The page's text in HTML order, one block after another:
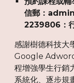
信郵：
2239806：
感謝樹德科技大
Google
程增強學生行銷
系統化、逐步規